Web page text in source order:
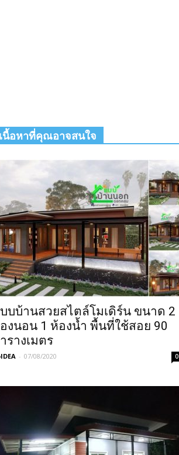
เนื้อหาที่คุณอาจสนใจ
บบ้านสวยสไตล์โมเดิร์น ขนาด 2
งนอน 1 ห้องน้ำ พื้นที่ใช้สอย 90
รางเมตร
- 07/08/2020 0